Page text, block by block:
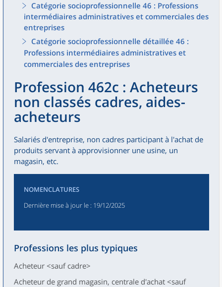
Catégorie socioprofessionnelle 46 : Professions
intermédiaires administratives et commerciales des
entreprises
Catégorie socioprofessionnelle détaillée 46 :
Professions intermédiaires administratives et
commerciales des entreprises
Profession 462c : Acheteurs
non classés cadres, aides-
acheteurs
Salariés d'entreprise, non cadres participant à l'achat de
produits servant à approvisionner une usine, un
magasin, etc.
NOMENCLATURES
Dernière mise à jour le : 19/12/2025
Professions les plus typiques
Acheteur <sauf cadre>
Acheteur de grand magasin, centrale d'achat <sauf